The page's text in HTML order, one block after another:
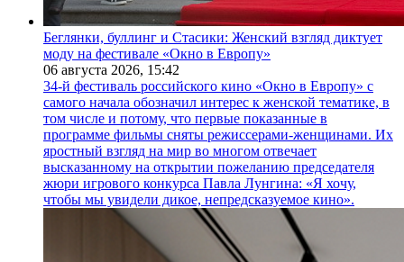
Беглянки, буллинг и Стасики: Женский взгляд диктует
моду на фестивале «Окно в Европу»
06 августа 2026, 15:42
34-й фестиваль российского кино «Окно в Европу» с
самого начала обозначил интерес к женской тематике, в
том числе и потому, что первые показанные в
программе фильмы сняты режиссерами-женщинами. Их
яростный взгляд на мир во многом отвечает
высказанному на открытии пожеланию председателя
жюри игрового конкурса Павла Лунгина: «Я хочу,
чтобы мы увидели дикое, непредсказуемое кино».